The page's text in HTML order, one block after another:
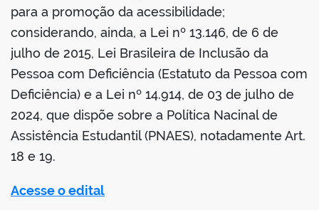
para a promoção da acessibilidade;
considerando, ainda, a Lei nº 13.146, de 6 de
julho de 2015, Lei Brasileira de Inclusão da
Pessoa com Deficiência (Estatuto da Pessoa com
Deficiência) e a Lei nº 14.914, de 03 de julho de
2024, que dispõe sobre a Política Nacinal de
Assistência Estudantil (PNAES), notadamente Art.
18 e 19.
Acesse o edital